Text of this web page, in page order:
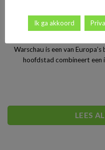
Stedentrip Warschau:
Polen’s
Warschau is een van
hoofdstad combineert een
LEES
Ik ga akkoord